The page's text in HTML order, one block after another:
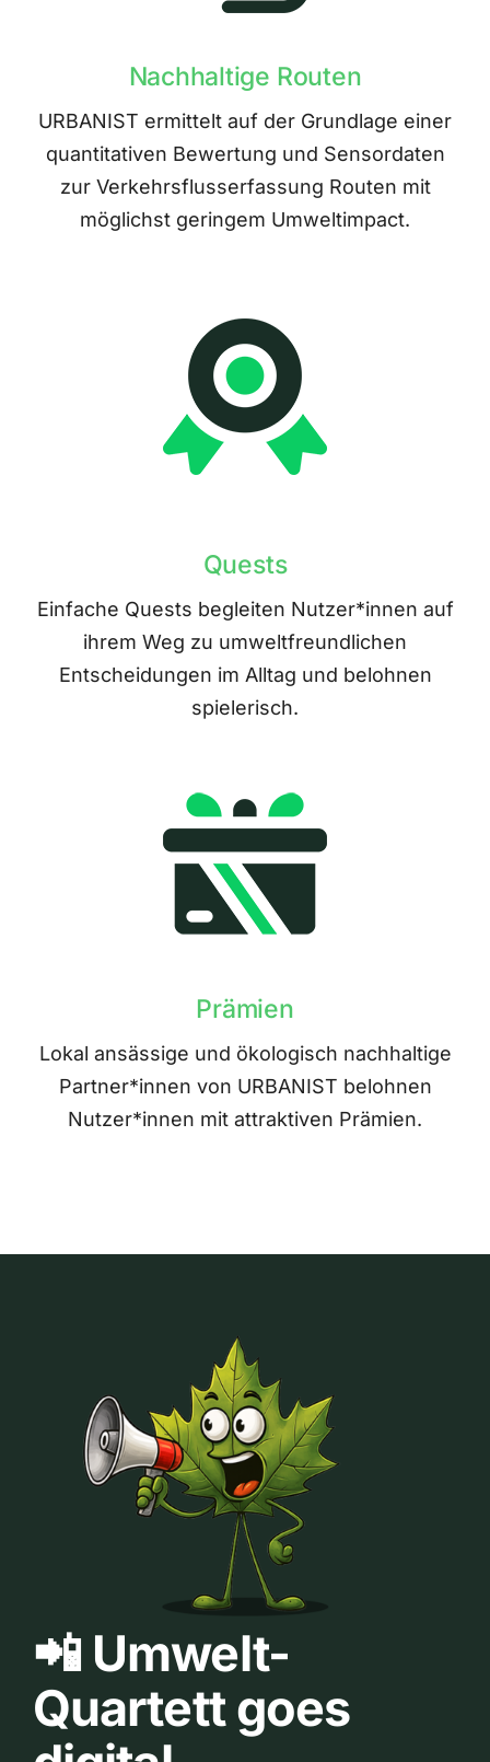
Nachhaltige Routen
URBANIST ermittelt auf der Grundlage einer
quantitativen Bewertung und Sensordaten
zur Verkehrsflusserfassung Routen mit
möglichst geringem Umweltimpact.
Quests
Einfache Quests begleiten Nutzer*innen auf
ihrem Weg zu umweltfreundlichen
Entscheidungen im Alltag und belohnen
spielerisch.
Prämien
Lokal ansässige und ökologisch nachhaltige
Partner*innen von URBANIST belohnen
Nutzer*innen mit attraktiven Prämien.
📲 Umwelt-
Quartett goes